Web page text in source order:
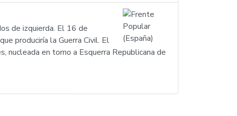
de izquierda. El 16 de
produciría la Guerra Civil. El
nucleada en torno a Esquerra Republicana de